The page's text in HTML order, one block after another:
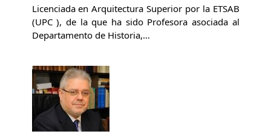
Licenciada en Arquitectura Superior por la ETSAB
(UPC ), de la que ha sido Profesora asociada al
Departamento de Historia,…